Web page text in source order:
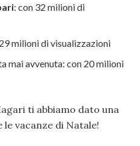
: con 32 milioni di
milioni di visualizzazioni
mai avvenuta: con 20 milioni
ti abbiamo dato una
le vacanze di Natale!